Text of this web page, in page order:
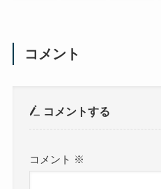
コメント
コメントする
コメント ※